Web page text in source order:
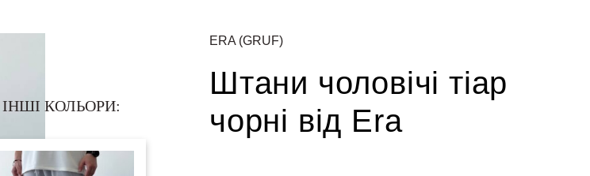
ІНШІ КОЛЬОРИ:
ERA (GRUF)
Штани чоловічі тіар
чорні від Era